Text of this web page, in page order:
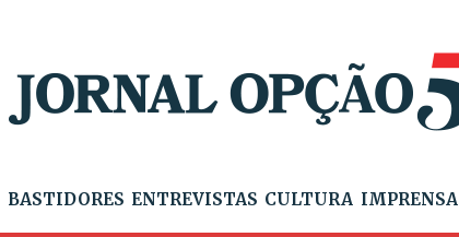
BASTIDORES ENTREVISTAS CULTURA IMPRENSA